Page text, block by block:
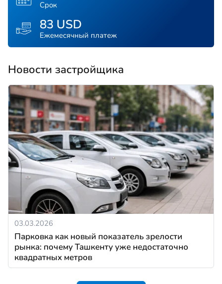
Срок
83 USD
Ежемесячный платеж
Новости застройщика
03.03.2026
Парковка как новый показатель зрелости
рынка: почему Ташкенту уже недостаточно
квадратных метров